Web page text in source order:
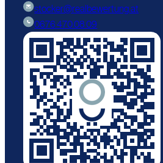
stocker@realbewertung.at
0676 470 08 09